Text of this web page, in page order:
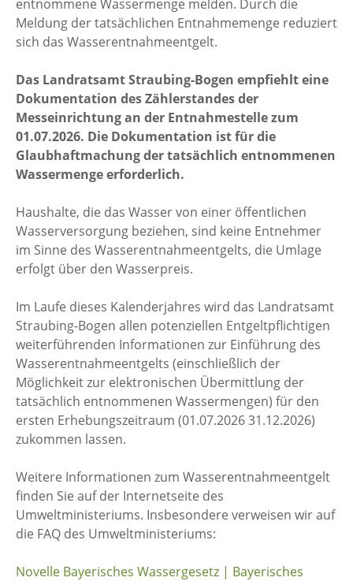
entnommene Wassermenge melden. Durch die
Meldung der tatsächlichen Entnahmemenge reduziert
sich das Wasserentnahmeentgelt.
Das Landratsamt Straubing-Bogen empfiehlt eine
Dokumentation des Zählerstandes der
Messeinrichtung an der Entnahmestelle zum
01.07.2026. Die Dokumentation ist für die
Glaubhaftmachung der tatsächlich entnommenen
Wassermenge erforderlich.
Haushalte, die das Wasser von einer öffentlichen
Wasserversorgung beziehen, sind keine Entnehmer
im Sinne des Wasserentnahmeentgelts, die Umlage
erfolgt über den Wasserpreis.
Im Laufe dieses Kalenderjahres wird das Landratsamt
Straubing-Bogen allen potenziellen Entgeltpflichtigen
weiterführenden Informationen zur Einführung des
Wasserentnahmeentgelts (einschließlich der
Möglichkeit zur elektronischen Übermittlung der
tatsächlich entnommenen Wassermengen) für den
ersten Erhebungszeitraum (01.07.2026 31.12.2026)
zukommen lassen.
Weitere Informationen zum Wasserentnahmeentgelt
finden Sie auf der Internetseite des
Umweltministeriums. Insbesondere verweisen wir auf
die FAQ des Umweltministeriums:
Novelle Bayerisches Wassergesetz | Bayerisches